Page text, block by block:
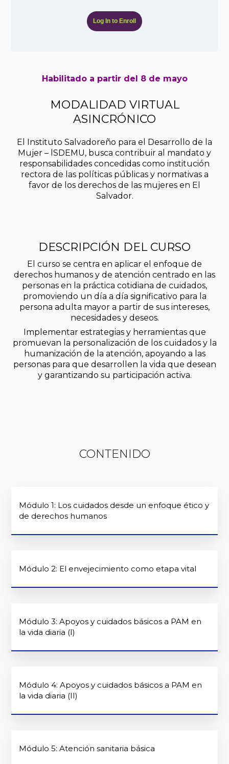
Log In to Enroll
Habilitado a partir del 8 de mayo
MODALIDAD VIRTUAL
ASINCRÓNICO
El Instituto Salvadoreño para el Desarrollo de la
Mujer – lSDEMU, busca contribuir al mandato y
responsabilidades concedidas como institución
rectora de las políticas públicas y normativas a
favor de los derechos de las mujeres en El
Salvador.
DESCRIPCIÓN DEL CURSO
El curso se centra en aplicar el enfoque de
derechos humanos y de atención centrado en las
personas en la práctica cotidiana de cuidados,
promoviendo un día a día significativo para la
persona adulta mayor a partir de sus intereses,
necesidades y deseos.
Implementar estrategias y herramientas que
promuevan la personalización de los cuidados y la
humanización de la atención, apoyando a las
personas para que desarrollen la vida que desean
y garantizando su participación activa.
CONTENIDO
Módulo 1: Los cuidados desde un enfoque ético y
de derechos humanos
Módulo 2: El envejecimiento como etapa vital
Módulo 3: Apoyos y cuidados básicos a PAM en
la vida diaria (I)
Módulo 4: Apoyos y cuidados básicos a PAM en
la vida diaria (II)
Módulo 5: Atención sanitaria básica